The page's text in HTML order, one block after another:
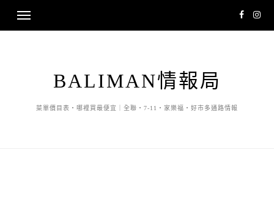
BALIMAN情報局
菜單價目表・哪裡買最便宜｜全聯・7-11・家樂福・好市多通路情報